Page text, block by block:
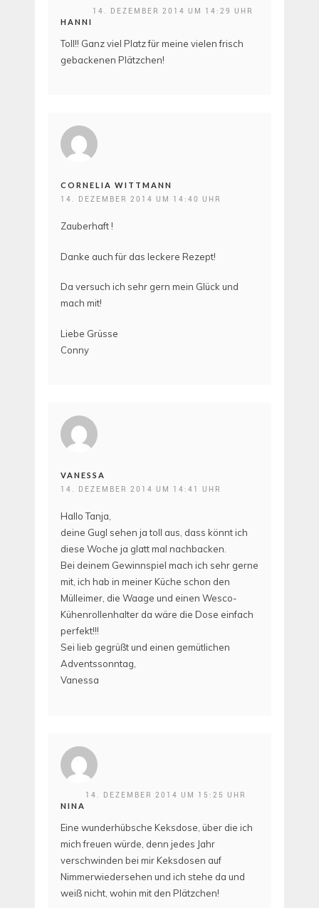
HANNI
14. DEZEMBER 2014 UM 14:29 UHR
Toll!! Ganz viel Platz für meine vielen frisch
gebackenen Plätzchen!
CORNELIA WITTMANN
14. DEZEMBER 2014 UM 14:40 UHR
Zauberhaft !
Danke auch für das leckere Rezept!
Da versuch ich sehr gern mein Glück und
mach mit!
Liebe Grüsse
Conny
VANESSA
14. DEZEMBER 2014 UM 14:41 UHR
Hallo Tanja,
deine Gugl sehen ja toll aus, dass könnt ich
diese Woche ja glatt mal nachbacken.
Bei deinem Gewinnspiel mach ich sehr gerne
mit, ich hab in meiner Küche schon den
Mülleimer, die Waage und einen Wesco-
Kühenrollenhalter da wäre die Dose einfach
perfekt!!!
Sei lieb gegrüßt und einen gemütlichen
Adventssonntag,
Vanessa
NINA
14. DEZEMBER 2014 UM 15:25 UHR
Eine wunderhübsche Keksdose, über die ich
mich freuen würde, denn jedes Jahr
verschwinden bei mir Keksdosen auf
Nimmerwiedersehen und ich stehe da und
weiß nicht, wohin mit den Plätzchen!